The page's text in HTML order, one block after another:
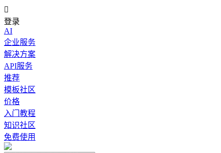

登录
AI
企业服务
解决方案
API服务
推荐
模板社区
价格
入门教程
知识社区
免费使用